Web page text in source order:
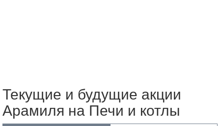
Текущие и будущие акции
Арамиля на Печи и котлы